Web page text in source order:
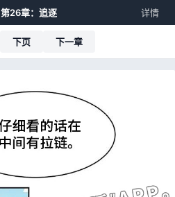
第26章：追逐 详情
下页 下一章